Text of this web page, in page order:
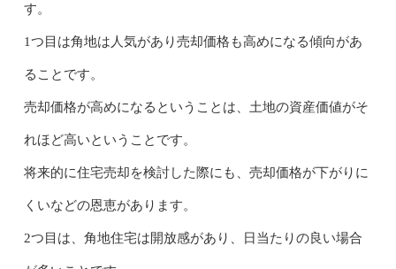
す。
1つ目は角地は人気があり売却価格も高めになる傾向があ
ることです。
売却価格が高めになるということは、土地の資産価値がそ
れほど高いということです。
将来的に住宅売却を検討した際にも、売却価格が下がりに
くいなどの恩恵があります。
2つ目は、角地住宅は開放感があり、日当たりの良い場合